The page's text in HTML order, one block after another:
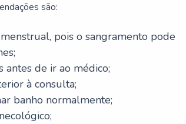
são:
pois o sangramento pode
antes de ir ao médico;
à consulta;
banho normalmente;